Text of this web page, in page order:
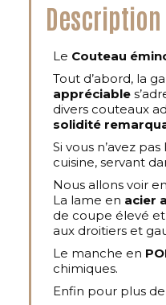
Description
Le Couteau
Tout d’abord, la
appréciable
divers couteaux
solidité
Si vous n’avez
cuisine, servant
Nous allons voir
La lame en acier
de coupe élevé et
aux droitiers et
Le manche en
chimiques.
Enfin pour plus